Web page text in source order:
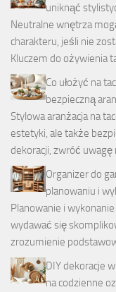
uniknąć
Neutralne wnętrza
charakteru, jeśli nie
Kluczem do ożywienia
Co ułożyć na
bezpieczną
Stylowa aranżacja na
estetyki, ale także
dekoracji, zwróć uwagę
Organizer do
planowaniu i
Planowanie i
wydawać się
zrozumienie
DIY dekoracje
na codzienne